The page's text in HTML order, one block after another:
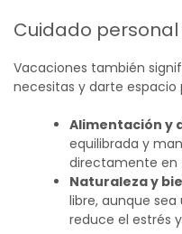
Cuidado
Vacaciones también
necesitas y darte espacio
Alimentación y
equilibrada y
directamente en
Naturaleza y
libre, aunque
reduce el estrés